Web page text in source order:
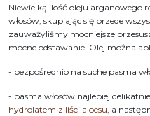
Niewielką ilość oleju arganowego
włosów, skupiając się przede
zauważyliśmy mocniejsze
mocne odstawanie. Olej można
- bezpośrednio na suche pasma
- pasma włosów najlepiej
hydrolatem z liści aloesu, a